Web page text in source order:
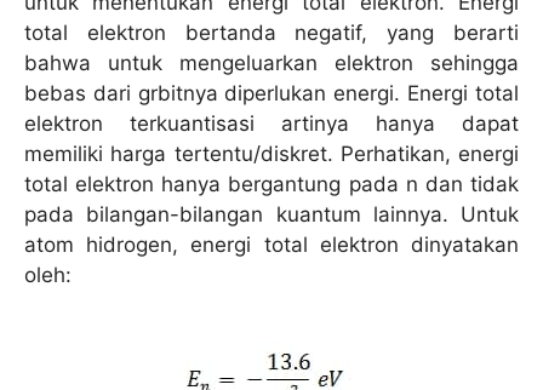
total elektron bertanda negatif, yang berarti
bahwa untuk mengeluarkan elektron sehingga
bebas dari grbitnya diperlukan energi. Energi total
elektron terkuantisasi artinya hanya dapat
memiliki harga tertentu/diskret. Perhatikan, energi
total elektron hanya bergantung pada n dan tidak
pada bilangan-bilangan kuantum lainnya. Untuk
atom hidrogen, energi total elektron dinyatakan
oleh: